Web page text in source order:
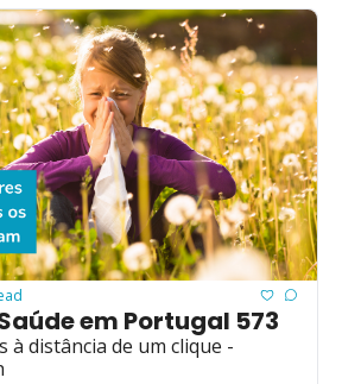
em Portugal 573
à distância de um clique -